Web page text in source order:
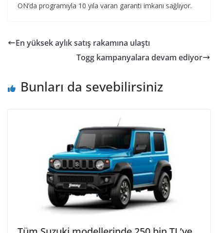
ON’da programıyla 10 yıla varan garanti imkanı sağlıyor.
En yüksek aylık satış rakamına ulaştı
Togg kampanyalara devam ediyor
Bunları da sevebilirsiniz